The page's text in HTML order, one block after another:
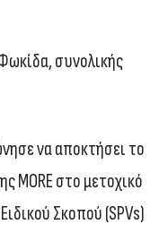
συνολικής
να αποκτήσει το
MORE στο μετοχικό
Σκοπού (SPVs)